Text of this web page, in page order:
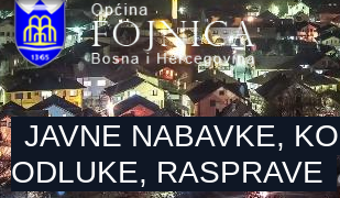
JAVNE NABAVKE,
ODLUKE, RASPRAVE